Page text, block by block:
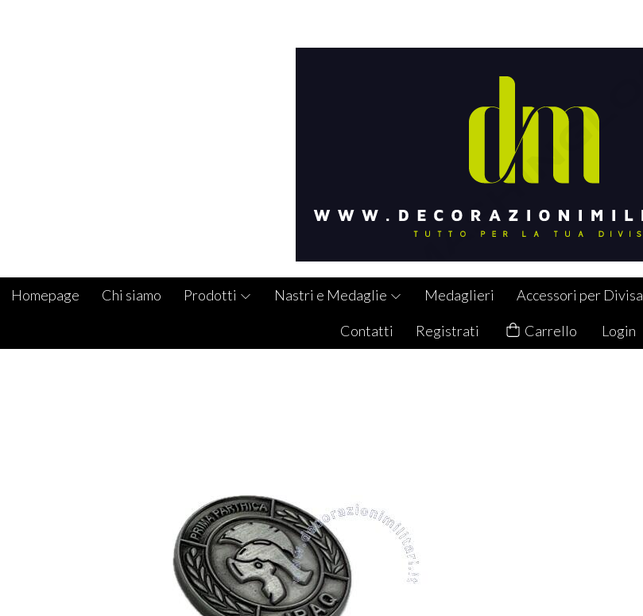
Homepage Chi siamo Prodotti Nastri e Medaglie Medaglieri Accessori per Divisa
Contatti Registrati Carrello Login